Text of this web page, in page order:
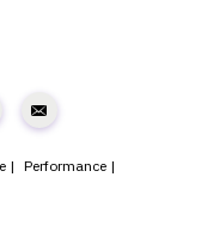
Performance